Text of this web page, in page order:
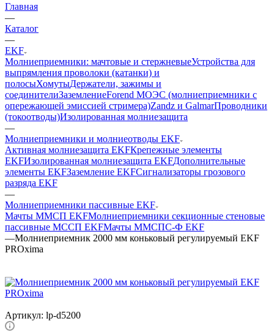
Главная
—
Каталог
—
EKF
Молниеприемники: мачтовые и стержневыеУстройства для
выпрямления проволоки (катанки) и
полосыХомутыДержатели, зажимы и
соединителиЗаземлениеForend МОЭС (молниеприемники с
опережающей эмиссией стримера)Zandz и GalmarПроводники
(токоотводы)Изолированная молниезащита
—
Молниеприемники и молниеотводы EKF
Активная молниезащита EKFКрепежные элементы
EKFИзолированная молниезащита EKFДополнительные
элементы EKFЗаземление EKFСигнализаторы грозового
разряда EKF
—
Молниеприемники пассивные EKF
Мачты ММСП EKFМолниеприемники секционные стеновые
пассивные МССП EKFМачты ММСПС-Ф EKF
—Молниеприемник 2000 мм коньковый регулируемый EKF
PROxima
Артикул: lp-d5200